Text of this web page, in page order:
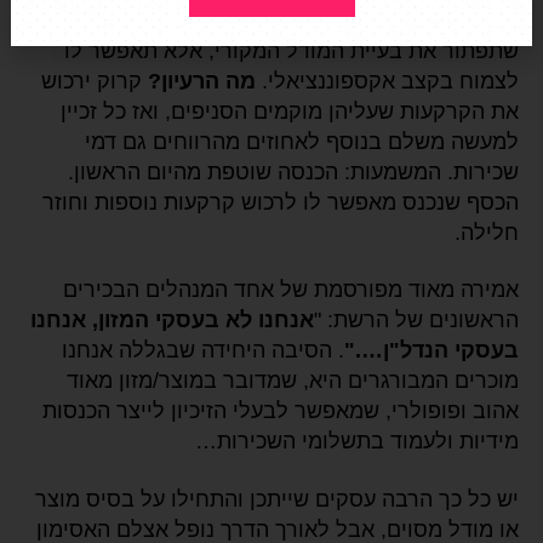
לכן, הוא זיהה הזדמנות עסקית גדולה יותר, כזו שלא רק
שתפתור את בעיית המודל המקורי, אלא תאפשר לו
לצמוח בקצב אקספוננציאלי. מה הרעיון? קרוק ירכוש
את הקרקעות שעליהן מוקמים הסניפים, ואז כל זכיין
למעשה משלם בנוסף לאחוזים מהרווחים גם דמי
שכירות. המשמעות: הכנסה שוטפת מהיום הראשון.
הכסף שנכנס מאפשר לו לרכוש קרקעות נוספות וחוזר
חלילה.
אמירה מאוד מפורסמת של אחד המנהלים הבכירים
הראשונים של הרשת: "אנחנו לא בעסקי המזון, אנחנו
בעסקי הנדל"ן….". הסיבה היחידה שבגללה אנחנו
מוכרים המבורגרים היא, שמדובר במוצר/מזון מאוד
אהוב ופופולרי, שמאפשר לבעלי הזיכיון לייצר הכנסות
מידיות ולעמוד בתשלומי השכירות…
יש כל כך הרבה עסקים שייתכן והתחילו על בסיס מוצר
או מודל מסוים, אבל לאורך הדרך נופל אצלם האסימון